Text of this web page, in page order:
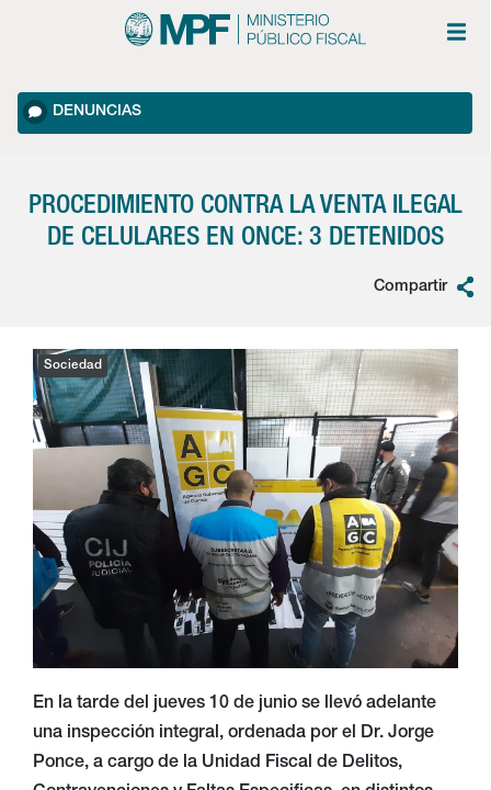
DENUNCIAS
PROCEDIMIENTO CONTRA LA VENTA ILEGAL
DE CELULARES EN ONCE: 3 DETENIDOS
Compartir
Sociedad
En la tarde del jueves 10 de junio se llevó adelante
una inspección integral, ordenada por el Dr. Jorge
Ponce, a cargo de la Unidad Fiscal de Delitos,